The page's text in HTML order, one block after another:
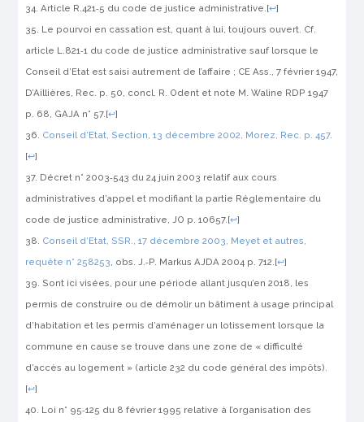
Article R.421‑5 du code de justice administrative.[↩]
Le pourvoi en cassation est, quant à lui, toujours ouvert. Cf.
article L.821‑1 du code de justice administrative sauf lorsque le
Conseil d’Etat est saisi autrement de l’affaire ; CE Ass., 7 février 1947,
D’Aillières, Rec. p. 50, concl. R. Odent et note M. Waline RDP 1947
p. 68, GAJA n° 57.[↩]
Conseil d’Etat, Section, 13 décembre 2002, Morez, Rec. p. 457.
[↩]
Décret n° 2003‑543 du 24 juin 2003 relatif aux cours
administratives d’appel et modifiant la partie Réglementaire du
code de justice administrative,JO p. 10657.[↩]
Conseil d’Etat, SSR., 17 décembre 2003, Meyet et autres,
requête n° 258253, obs. J.‑P. MarkusAJDA 2004 p. 712.[↩]
Sont ici visées, pour une période allant jusqu’en 2018, les
permis de construire ou de démolir un bâtiment à usage principal
d’habitation et les permis d’aménager un lotissement lorsque la
commune en cause se trouve dans une zone de « difficulté
d’accès au logement » (article 232 du code général des impôts).
[↩]
Loi n° 95‑125 du 8 février 1995 relative à l’organisation des